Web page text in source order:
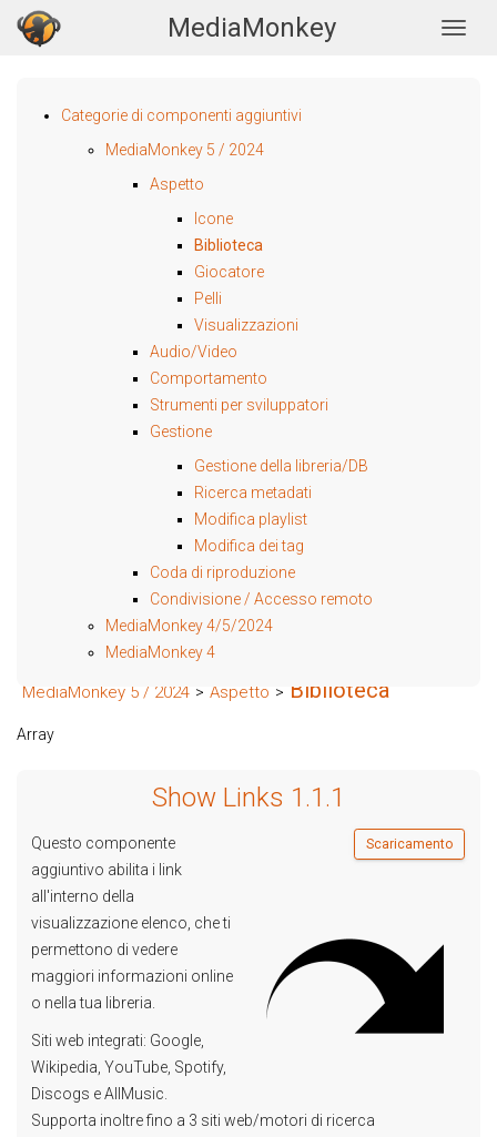
MediaMonkey
MediaMonkey 5 / 2024 > Aspetto > Biblioteca
Array
Show Links 1.1.1
Scaricamento
Questo componente
aggiuntivo abilita i link
all'interno della
visualizzazione elenco, che ti
permettono di vedere
maggiori informazioni online
o nella tua libreria.
Siti web integrati: Google,
Wikipedia, YouTube, Spotify,
Discogs e AllMusic.
Supporta inoltre fino a 3 siti web/motori di ricerca
Categorie di componenti aggiuntivi
MediaMonkey 5 / 2024
Aspetto
Icone
Biblioteca
Giocatore
Pelli
Visualizzazioni
Audio/Video
Comportamento
Strumenti per sviluppatori
Gestione
Gestione della libreria/DB
Ricerca metadati
Modifica playlist
Modifica dei tag
Coda di riproduzione
Condivisione / Accesso remoto
MediaMonkey 4/5/2024
MediaMonkey 4